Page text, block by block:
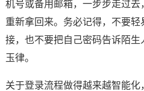
机号或备用邮箱，一步步走过去
重新拿回来。务必记得，不要
接，也不要把自己密码告诉陌生
玉律。
关于登录流程做得越来越智能化